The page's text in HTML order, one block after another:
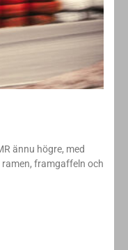
ännu högre, med
framgaffeln och